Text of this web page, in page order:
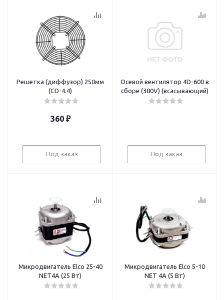
Решетка (диффузор) 250мм
(CD-4.4)
360₽
Под заказ
Осевой вентилятор 4D-600 в
сборе (380V) (всасывающий)
Под заказ
Микродвигатель Elco 25-40
NET4A (25 Вт)
Микродвигатель Elco 5-10
NET 4A (5 Вт)